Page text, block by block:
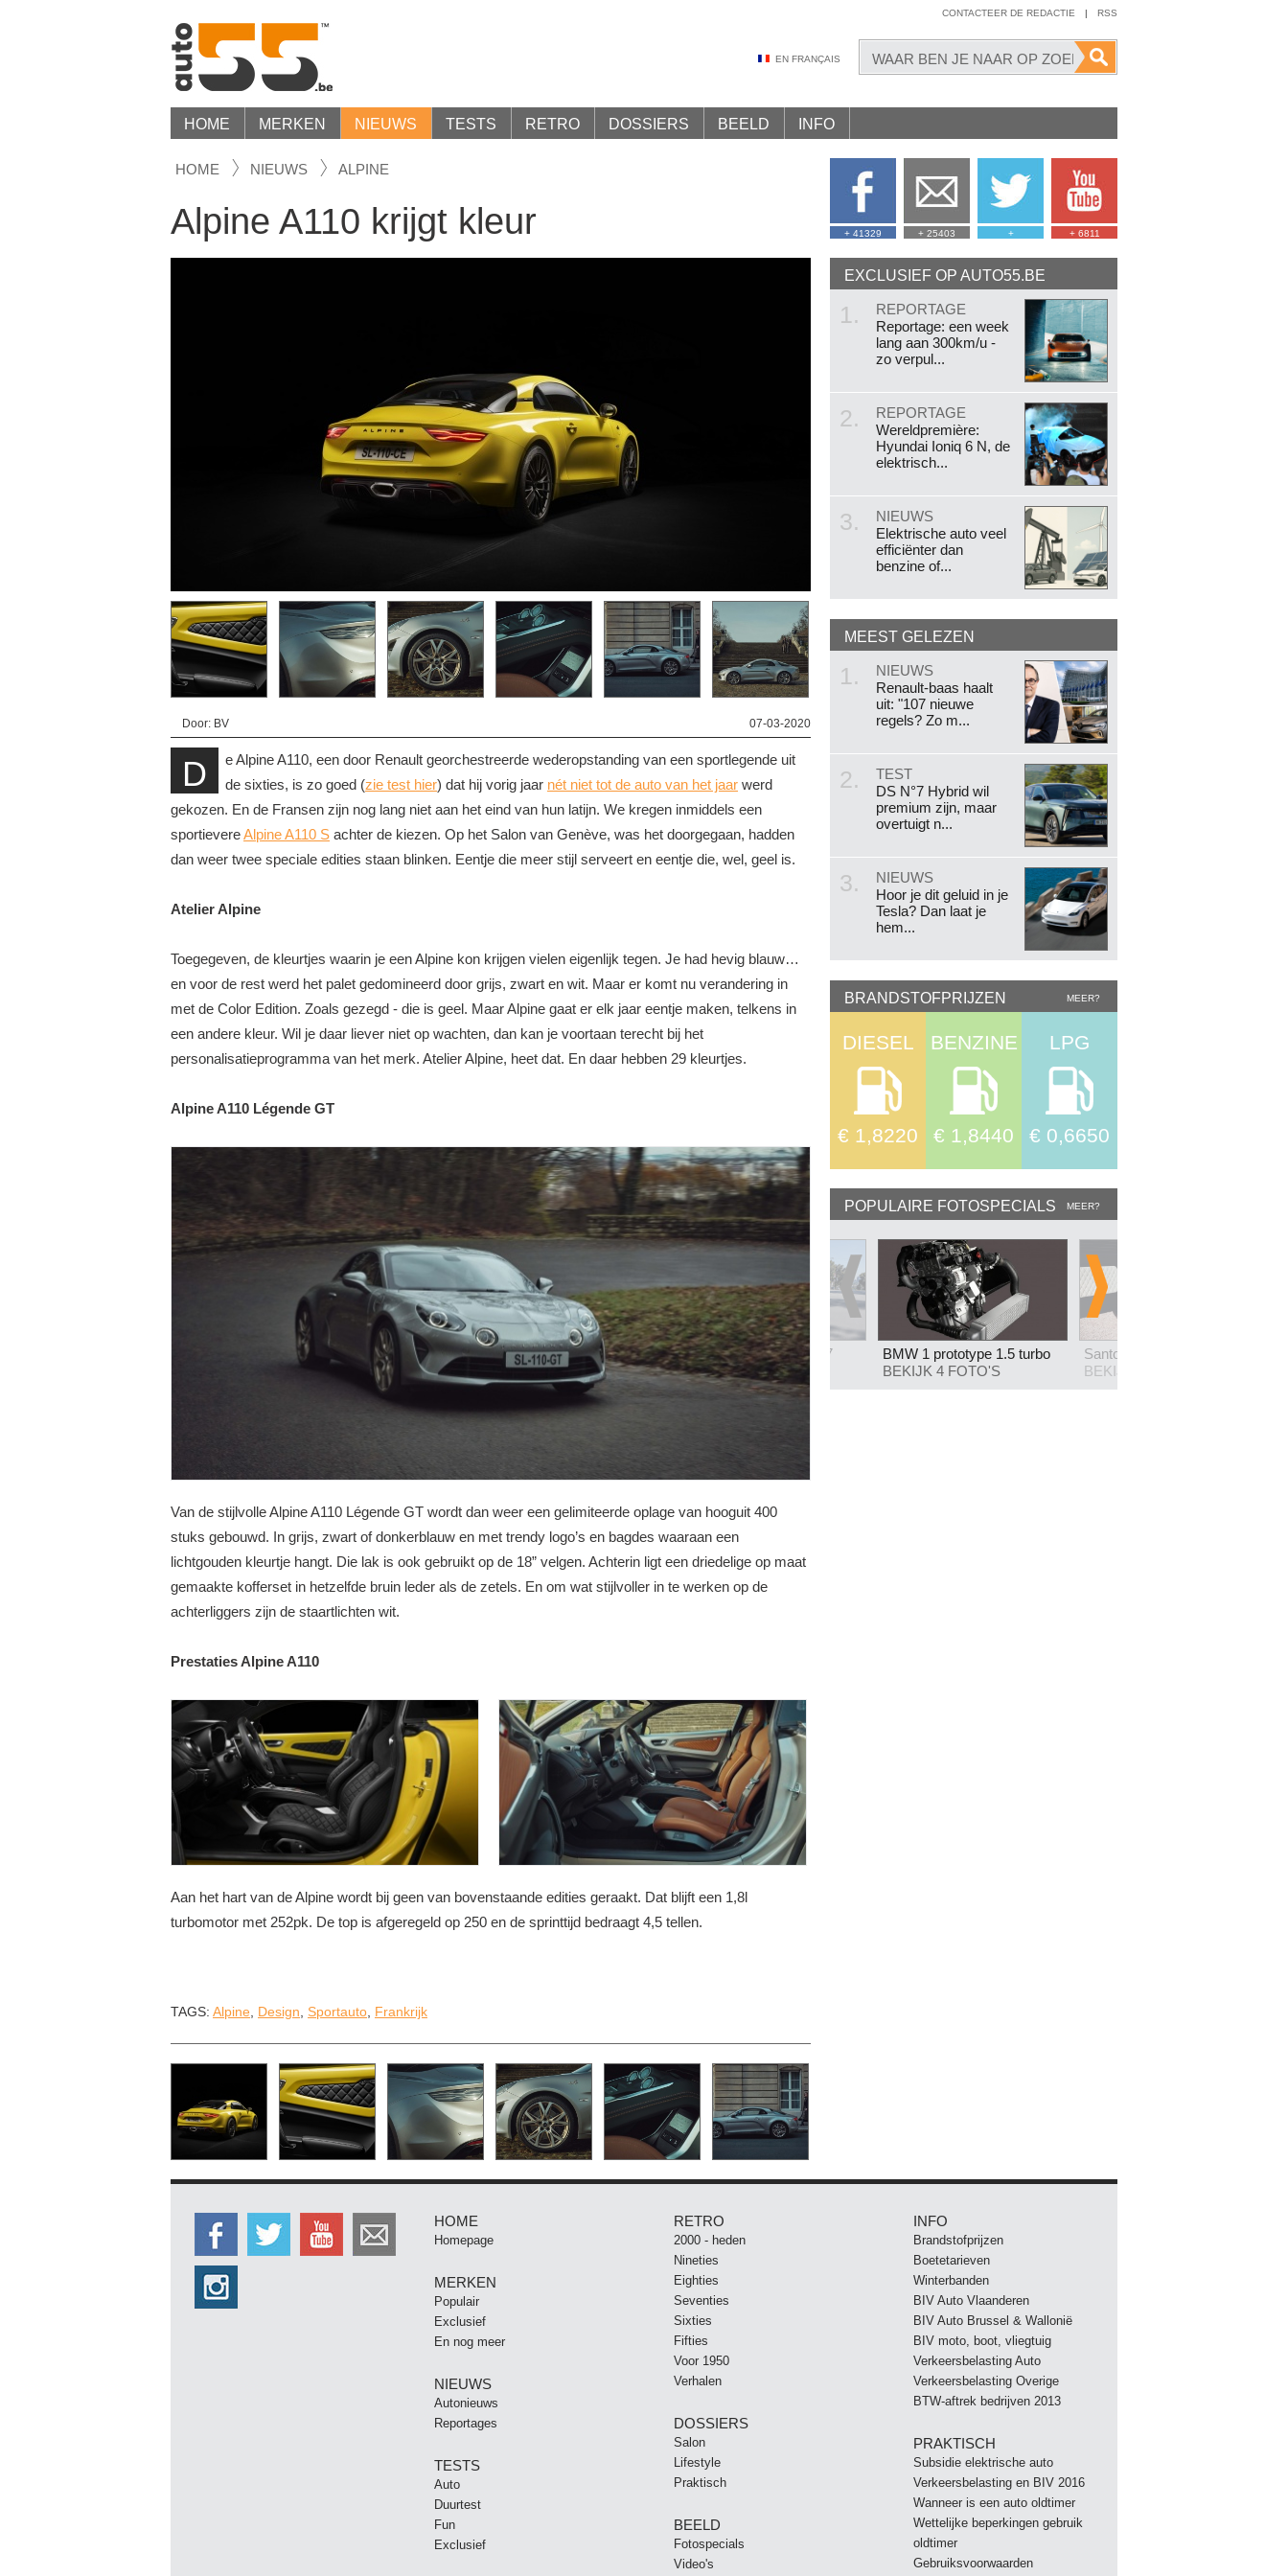
CONTACTEER DE REDACTIE | RSS
EN FRANÇAIS
HOME MERKEN NIEUWS TESTS RETRO DOSSIERS BEELD INFO
HOME NIEUWS ALPINE
Alpine A110 krijgt kleur
Door: BV 07-03-2020
D
e Alpine A110, een door Renault georchestreerde wederopstanding van een sportlegende uit
de sixties, is zo goed (zie test hier) dat hij vorig jaar nét niet tot de auto van het jaar werd
gekozen. En de Fransen zijn nog lang niet aan het eind van hun latijn. We kregen inmiddels een
sportievereAlpine A110 S achter de kiezen. Op het Salon van Genève, was het doorgegaan, hadden
dan weer twee speciale edities staan blinken. Eentje die meer stijl serveert en eentje die, wel, geel is.
Atelier Alpine
Toegegeven, de kleurtjes waarin je een Alpine kon krijgen vielen eigenlijk tegen. Je had hevig blauw…
en voor de rest werd het palet gedomineerd door grijs, zwart en wit. Maar er komt nu verandering in
met de Color Edition. Zoals gezegd - die is geel. Maar Alpine gaat er elk jaar eentje maken, telkens in
een andere kleur. Wil je daar liever niet op wachten, dan kan je voortaan terecht bij het
personalisatieprogramma van het merk. Atelier Alpine, heet dat. En daar hebben 29 kleurtjes.
Alpine A110 Légende GT
Van de stijlvolle Alpine A110 Légende GT wordt dan weer een gelimiteerde oplage van hooguit 400
stuks gebouwd. In grijs, zwart of donkerblauw en met trendy logo’s en bagdes waaraan een
lichtgouden kleurtje hangt. Die lak is ook gebruikt op de 18” velgen. Achterin ligt een driedelige op maat
gemaakte kofferset in hetzelfde bruin leder als de zetels. En om wat stijlvoller in te werken op de
achterliggers zijn de staartlichten wit.
Prestaties Alpine A110
Aan het hart van de Alpine wordt bij geen van bovenstaande edities geraakt. Dat blijft een 1,8l
turbomotor met 252pk. De top is afgeregeld op 250 en de sprinttijd bedraagt 4,5 tellen.
TAGS: Alpine Design Sportauto Frankrijk
+ 41329 + 25403 + + 6811
EXCLUSIEF OP AUTO55.BE
1.
REPORTAGE
Reportage: een week
lang aan 300km/u -
zo verpul...
2.
REPORTAGE
Wereldpremière:
Hyundai Ioniq 6 N, de
elektrisch...
3.
NIEUWS
Elektrische auto veel
efficiënter dan
benzine of...
MEEST GELEZEN
1.
NIEUWS
Renault-baas haalt
uit: "107 nieuwe
regels? Zo m...
2.
TEST
DS N°7 Hybrid wil
premium zijn, maar
overtuigt n...
3.
NIEUWS
Hoor je dit geluid in je
Tesla? Dan laat je
hem...
BRANDSTOFPRIJZEN MEER?
DIESEL
€ 1,8220
BENZINE
€ 1,8440
LPG
€ 0,6650
POPULAIRE FOTOSPECIALS MEER?
Dodge Challenger SRT Hell...
BEKIJK 38 FOTO'S
Citroën Survolt - Le Mans...
BEKIJK 23 FOTO'S
Mercedes GLA MY2027
BEKIJK 14 FOTO'S
BMW 1 prototype 1.5 turbo
BEKIJK 4 FOTO'S
Santoni for Mercedes AMG
BEKIJK 8 FOTO'S
HOME
Homepage
MERKEN
Populair
Exclusief
En nog meer
NIEUWS
Autonieuws
Reportages
TESTS
Auto
Duurtest
Fun
Exclusief
RETRO
2000 - heden
Nineties
Eighties
Seventies
Sixties
Fifties
Voor 1950
Verhalen
DOSSIERS
Salon
Lifestyle
Praktisch
BEELD
Fotospecials
Video's
INFO
Brandstofprijzen
Boetetarieven
Winterbanden
BIV Auto Vlaanderen
BIV Auto Brussel & Wallonië
BIV moto, boot, vliegtuig
Verkeersbelasting Auto
Verkeersbelasting Overige
BTW-aftrek bedrijven 2013
PRAKTISCH
Subsidie elektrische auto
Verkeersbelasting en BIV 2016
Wanneer is een auto oldtimer
Wettelijke beperkingen gebruik
oldtimer
Gebruiksvoorwaarden